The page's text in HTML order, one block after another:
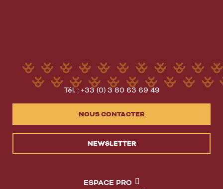
Tél. : +33 (0) 3 80 63 69 49
NOUS CONTACTER
NEWSLETTER
ESPACE PRO